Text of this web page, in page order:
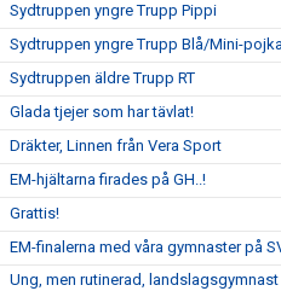
Sydtruppen yngre Trupp Pippi
Sydtruppen yngre Trupp Blå/Mini-
Sydtruppen äldre Trupp RT
Glada tjejer som har tävlat!
Dräkter, Linnen från Vera Sport
EM-hjältarna firades på GH..!
Grattis!
EM-finalerna med våra gymnaster på
Ung, men rutinerad,